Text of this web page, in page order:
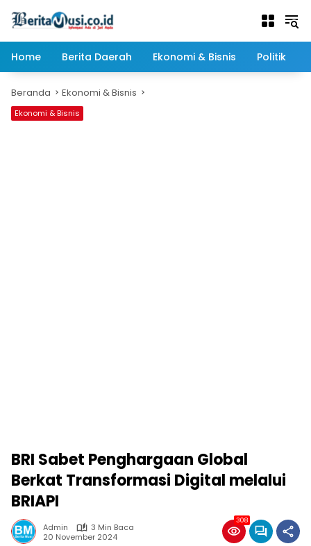
Home
Berita Daerah Ekonomi & Bisnis Politik
Beranda Ekonomi & Bisnis
Ekonomi & Bisnis
BRI Sabet Penghargaan Global
Berkat Transformasi Digital melalui
BRIAPI
Admin
3 Min Baca
20 November 2024
308